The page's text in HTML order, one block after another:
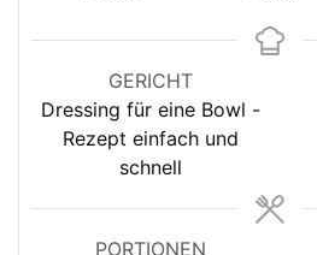
GERICHT
Dressing für eine Bowl -
Rezept einfach und
schnell
PORTIONEN